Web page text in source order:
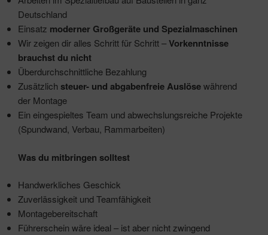
Deutschland
Einsatz moderner Großgeräte und Spezialmaschinen
Wir zeigen dir alles Schritt für Schritt –Vorkenntnisse
brauchst du nicht
Überdurchschnittliche Bezahlung
Zusätzlich steuer- und abgabenfreie Auslösewährend
der Montage
Ein eingespieltes Team und abwechslungsreiche Projekte
(Spundwand, Verbau, Rammarbeiten)
Was du mitbringen solltest
Handwerkliches Geschick
Zuverlässigkeit und Teamfähigkeit
Montagebereitschaft
Führerschein wäre ideal – ist aber nicht zwingend